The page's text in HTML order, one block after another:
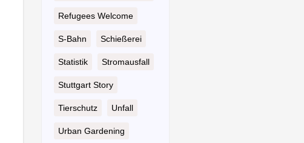
Refugees Welcome
S-Bahn Schießerei
Statistik Stromausfall
Stuttgart Story
Tierschutz Unfall
Urban Gardening